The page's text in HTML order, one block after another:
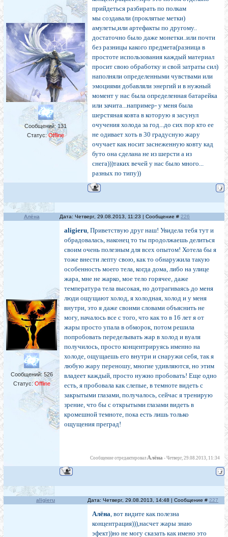
Сообщений:131
Статус:Offline
прийдеться разбирать по полкам
мы создавали (проклятые метки)
амулеты,или артефакты по другому..
достаточно было даже монетки..или почти
без разницы какого предмета(разница в
простоте использования каждый материал
просит свою обработку и свой затраты сил)
наполняли определенными чувствами или
эмоциями добавляли энергий и в нужный
момент у нас была определенная батарейка
или зачита...например- у меня была
шерстяная ковта в которую я засунул
очучения холода за год...до сих пор кто ее
не одивает хоть в 30 градусную жару
очучает как носит заснеженную ковту кад
буто она сделана не из шерсти а из
снега)))таких вечей у нас было много...
разных по типу))
Алёна Дата: Четверг, 29.08.2013, 11:23 | Сообщение # 226
Сообщений:526
Статус:Offline
aligieru, Приветствую друг наш! Увидела тебя тут и
обрадовалась, наконец то ты продолжаешь делиться
своим очень полезным для всех опытом! Хотела бы я
тоже внести лепту свою, как то обнаружила такую
особенность моего тела, когда дома, либо на улице
жара, мне не жарко, мое тело горячее, даже
температура тела высокая, но дотрагиваясь до меня
люди ощущают холод, я холодная, холод и у меня
внутри, это я даже своими словами объяснить не
могу, началось все с того, что как то в 16 лет я от
жары просто упала в обморок, потом решила
попробовать переделывать жар в холод и вуаля
получилось, просто концентрируясь именно на
холоде, ощущаешь его внутри и снаружи себя, так я
любую жару переношу, многие удивляются, но этим
владеет каждый, просто нужно пробовать! Еще одно
есть, я пробовала как слепые, в темноте видеть с
закрытыми глазами, получалось, сейчас я тренирую
зрение, что бы с открытыми глазами видеть в
кромешной темноте, пока есть лишь только
ощущения преград!
Сообщение отредактировал Алёна - Четверг, 29.08.2013, 11:34
aligieru Дата: Четверг, 29.08.2013, 14:48 | Сообщение # 227
Алёна, вот видите как полезна
концентрация))),насчет жары знаю
эфект))но не могу сказать как имено это